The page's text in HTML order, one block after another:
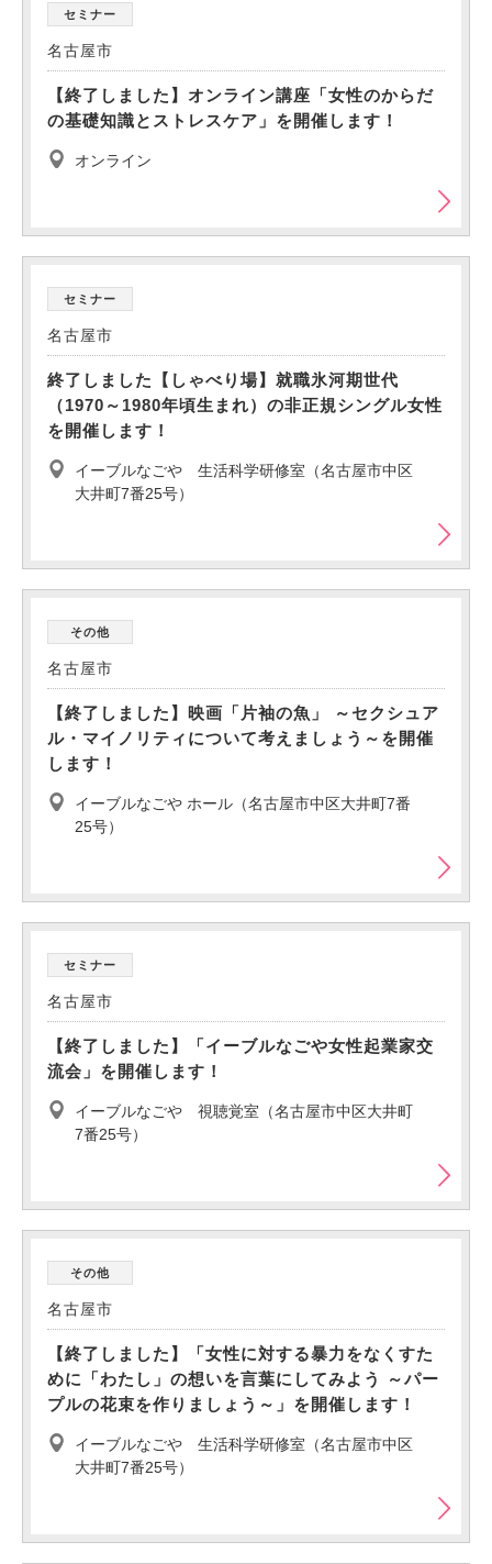
セミナー
名古屋市
【終了しました】オンライン講座「女性のからだ
の基礎知識とストレスケア」を開催します！
オンライン
セミナー
名古屋市
終了しました【しゃべり場】就職氷河期世代
（1970～1980年頃生まれ）の非正規シングル女性
を開催します！
イーブルなごや 生活科学研修室（名古屋市中区
大井町7番25号）
その他
名古屋市
【終了しました】映画「片袖の魚」 ～セクシュア
ル・マイノリティについて考えましょう～を開催
します！
イーブルなごや ホール（名古屋市中区大井町7番
25号）
セミナー
名古屋市
【終了しました】「イーブルなごや女性起業家交
流会」を開催します！
イーブルなごや 視聴覚室（名古屋市中区大井町
7番25号）
その他
名古屋市
【終了しました】「女性に対する暴力をなくすた
めに「わたし」の想いを言葉にしてみよう ～パー
プルの花束を作りましょう～」を開催します！
イーブルなごや 生活科学研修室（名古屋市中区
大井町7番25号）